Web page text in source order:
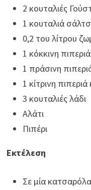
2 κουταλιές
1 κουταλιά
0,2 του λίτρου
1 κόκκινη
1 πράσινη
1 κίτρινη
3 κουταλιές λάδι
Αλάτι
Πιπέρι
Εκτέλεση
Σε μία